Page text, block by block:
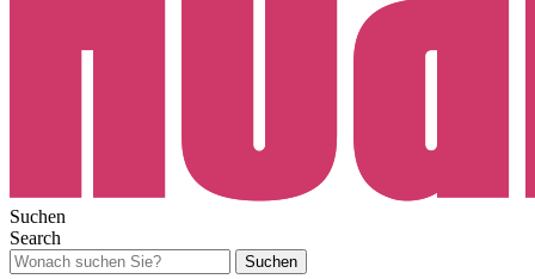
Suchen
Search
Suchen